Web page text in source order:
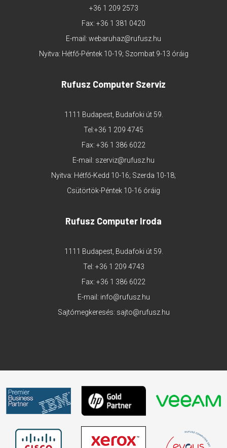
+36 1 209 2573
Fax: +36 1 381 0420
E-mail: webaruhaz@rufusz.hu
Nyitva: Hétfő-Péntek 10-19; Szombat 9-13 óráig
Rufusz Computer Szerviz
1111 Budapest, Budafoki út 59.
Tel:+36 1 209 4745
Fax: +36 1 386 6022
E-mail: szerviz@rufusz.hu
Nyitva: Hétfő-Kedd 10-16; Szerda 10-18;
Csütörtök-Péntek 10-16 óráig
Rufusz Computer Iroda
1111 Budapest, Budafoki út 59.
Tel: +36 1 209 4743
Fax: +36 1 386 6022
E-mail: info@rufusz.hu
Sajtómegkeresés: sajto@rufusz.hu